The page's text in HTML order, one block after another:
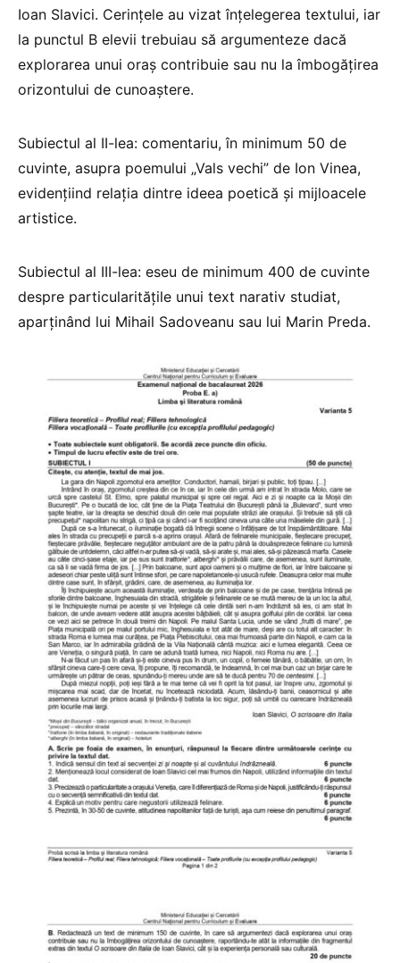
Ioan Slavici. Cerințele au vizat înțelegerea textului, iar
la punctul B elevii trebuiau să argumenteze dacă
explorarea unui oraș contribuie sau nu la îmbogățirea
orizontului de cunoaștere.
Subiectul al II-lea: comentariu, în minimum 50 de
cuvinte, asupra poemului „Vals vechi” de Ion Vinea,
evidențiind relația dintre ideea poetică și mijloacele
artistice.
Subiectul al III-lea: eseu de minimum 400 de cuvinte
despre particularitățile unui text narativ studiat,
aparținând lui Mihail Sadoveanu sau lui Marin Preda.